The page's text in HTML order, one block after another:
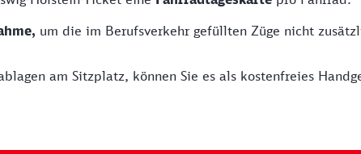
um die im Berufsverkehr gefüllten Züge nicht
am Sitzplatz, können Sie es als kostenfreies